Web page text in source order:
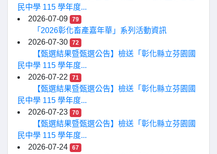
民中學 115 學年度...
2026-07-09
79
「2026彰化畜產嘉年華」系列活動資訊
2026-07-30
72
【甄選結果暨甄選公告】檢送「彰化縣立芬園國
民中學 115 學年度...
2026-07-22
71
【甄選結果暨甄選公告】檢送「彰化縣立芬園國
民中學 115 學年度...
2026-07-23
70
【甄選結果暨甄選公告】檢送「彰化縣立芬園國
民中學 115 學年度...
2026-07-24
67